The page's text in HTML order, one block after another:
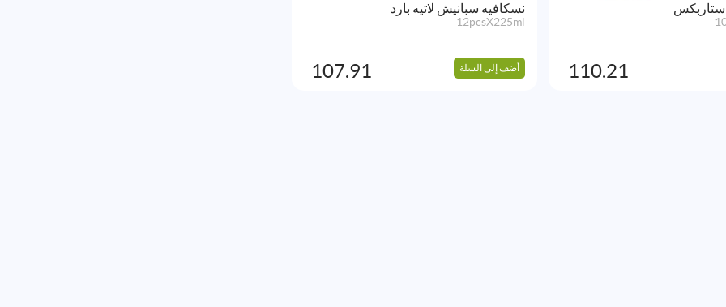
ستاربكس
110.21
نسكافيه سبانيش لاتيه بارد
12pcsX225ml
أضف إلى السلة 107.91